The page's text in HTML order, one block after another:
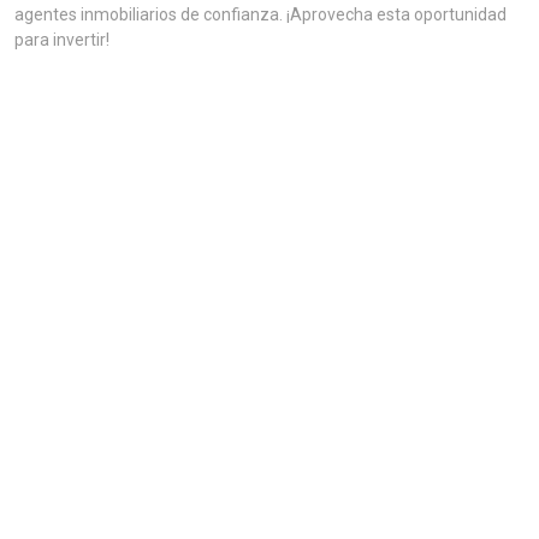
agentes inmobiliarios de confianza. ¡Aprovecha esta oportunidad
para invertir!